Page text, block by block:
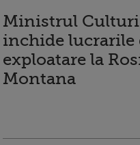
Ministrul
inchide lucrarile
exploatare la
Montana